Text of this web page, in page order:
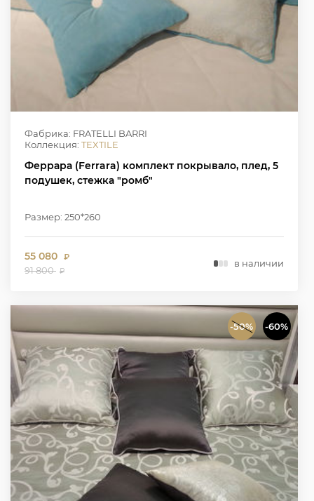
Фабрика: FRATELLI BARRI
Коллекция: TEXTILE
Феррара (Ferrara) комплект покрывало, плед, 5
подушек, стежка "ромб"
Размер: 250*260
55 080 ₽
91 800 ₽
в наличии
-50% -60%